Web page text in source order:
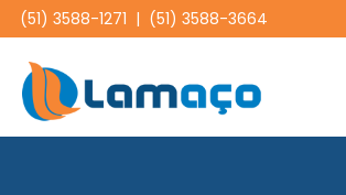
(51) 3588-1271 | (51) 3588-3664